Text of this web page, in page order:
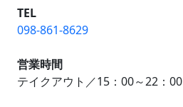
TEL
098-861-8629
営業時間
テイクアウト／15：00～22：00